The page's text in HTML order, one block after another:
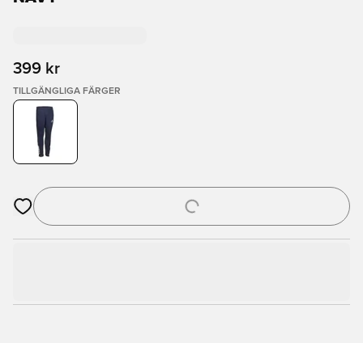
399 kr
TILLGÄNGLIGA FÄRGER
Öppnar en Modal för att logga in eller registrera dig som